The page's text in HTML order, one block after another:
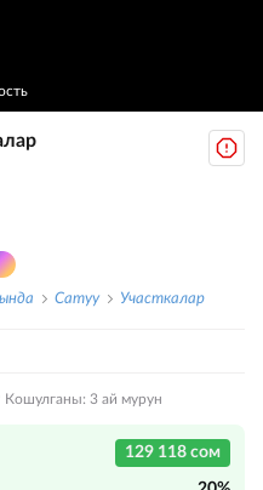
Сатуу Участкалар
Кошулганы: 3 ай мурун
129 118 сом